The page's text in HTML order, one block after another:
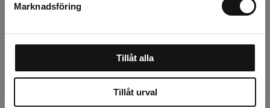
Marknadsföring
Tillåt alla
Tillåt urval